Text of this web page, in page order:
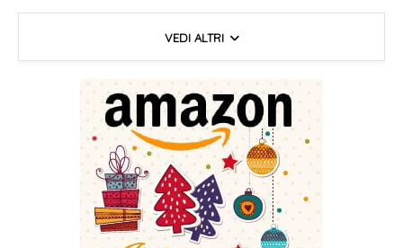
VEDI ALTRI